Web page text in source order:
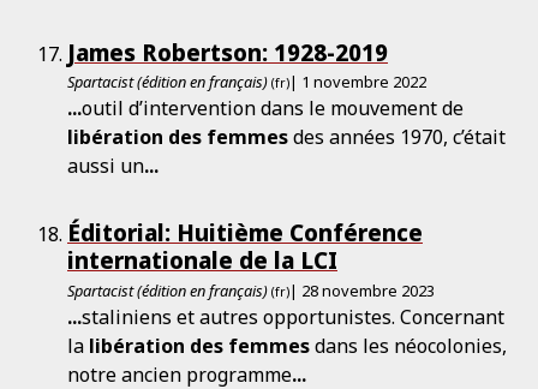
James Robertson: 1928-2019
Spartacist (édition en français) (fr)| 1 novembre 2022
...outil d’intervention dans le mouvement de
libération des femmesdes années 1970, c’était
aussi un...
Éditorial: Huitième Conférence
internationale de la LCI
Spartacist (édition en français) (fr)| 28 novembre 2023
...staliniens et autres opportunistes. Concernant
la libération des femmesdans les néocolonies,
notre ancien programme...